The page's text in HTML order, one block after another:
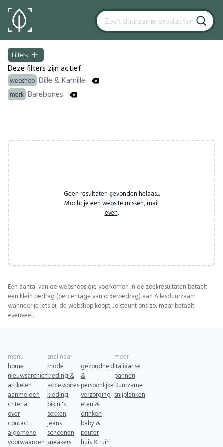
Filters
Filters
Deze filters zijn actief:
webshop Dille & Kamille
merk Barebones
Geen resultaten gevonden helaas...
Mocht je een website missen, mail
even.
Een aantal van de webshops die voorkomen in de zoekresultaten betaalt
een klein bedrag (percentage van orderbedrag) aan Allesduurzaam
wanneer je iets bij de webshop koopt. Je steunt ons zo, maar betaalt
evenveel.
menu
home
nieuwsarchief
artikelen
aanmelden
criteria
over
contact
algemene
voorwaarden
snel naar
mode
kleding &
accessoires
kleding
bikini's
sokken
jeans
schoenen
sneakers
gezondheid
&
persoonlijke
verzorging
eten &
drinken
baby &
peuter
huis & tuin
meer
Italiaanse
pannen
Duurzame
snijplanken